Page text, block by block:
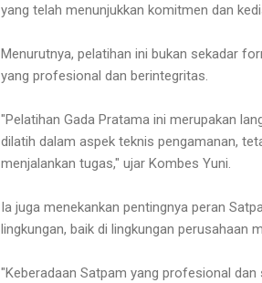
yang telah menunjukkan komitmen dan
Menurutnya, pelatihan ini bukan sekadar
yang profesional dan berintegritas.
"Pelatihan Gada Pratama ini merupakan
dilatih dalam aspek teknis pengamanan,
menjalankan tugas," ujar Kombes Yuni.
Ia juga menekankan pentingnya peran
lingkungan, baik di lingkungan perusahaan
"Keberadaan Satpam yang profesional